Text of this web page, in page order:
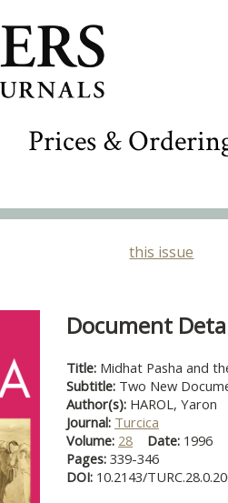
Prices &
this issue
Document
Title: Midhat Pasha and
Subtitle: Two New
Author(s): HAROL, Yaron
Journal: Turcica
Volume: 28 Date: 1996
Pages: 339-346
DOI: 10.2143/